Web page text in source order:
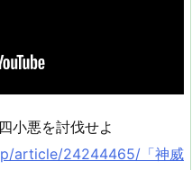
小悪を討伐せよ
article/24244465/「神威